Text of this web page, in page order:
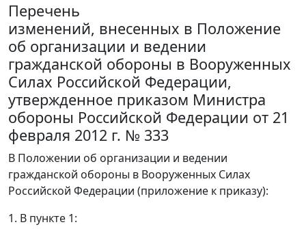
Перечень
изменений, внесенных в Положение
об организации и ведении
гражданской обороны в Вооруженных
Силах Российской Федерации,
утвержденное приказом Министра
обороны Российской Федерации от 21
февраля 2012 г. № 333
В Положении об организации и ведении
гражданской обороны в Вооруженных Силах
Российской Федерации (приложение к приказу):
1. В пункте 1: